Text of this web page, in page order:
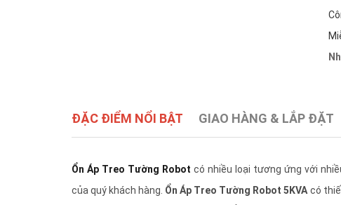
ĐẶC ĐIỂM NỔI BẬT GIAO HÀNG & LẮP ĐẶT
Ổn Áp Treo Tường Robot có nhiều loại tương ứng với
của quý khách hàng. Ổn Áp Treo Tường Robot 5KVA có